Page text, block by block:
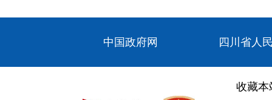
中国政府网 四川省人
收藏本